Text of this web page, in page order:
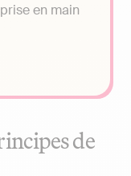
en main
de